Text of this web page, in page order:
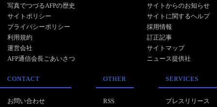
写真でつづるAFPの歴史
サイトポリシー
プライバシーポリシー
利用規約
運営会社
AFP通信会長ごあいさつ
サイトからのお知らせ
サイトに関するヘルプ
採用情報
訂正記事
サイトマップ
ニュース提供社
CONTACT
お問い合わせ
OTHER
RSS
SERVICES
プレスリリース